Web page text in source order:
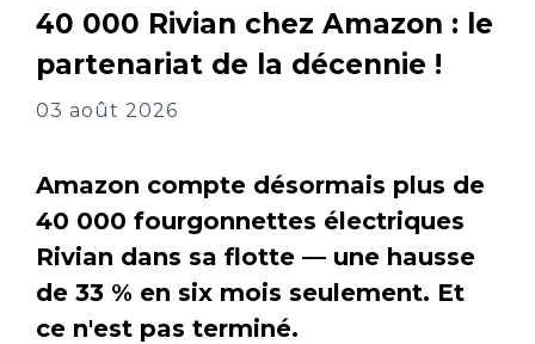
40 000 Rivian chez Amazon : le
partenariat de la décennie !
03 août 2026
Amazon compte désormais plus de
40 000 fourgonnettes électriques
Rivian dans sa flotte — une hausse
de 33 % en six mois seulement. Et
ce n'est pas terminé.